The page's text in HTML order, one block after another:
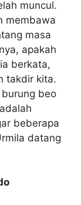
muncul.
membawa
masa
apakah
berkata,
takdir kita.
beo
beberapa
datang